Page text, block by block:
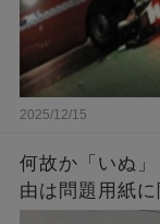
2025/12/15
何故か「いぬ
由は問題用紙